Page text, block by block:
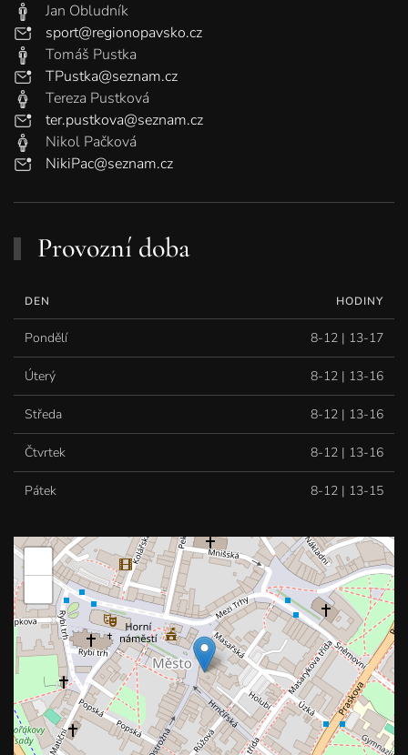
Jan Obludník
sport@regionopavsko.cz
Tomáš Pustka
TPustka@seznam.cz
Tereza Pustková
ter.pustkova@seznam.cz
Nikol Pačková
NikiPac@seznam.cz
Provozní doba
DEN HODINY
Pondělí 8-12 | 13-17
Úterý 8-12 | 13-16
Středa 8-12 | 13-16
Čtvrtek 8-12 | 13-16
Pátek 8-12 | 13-15